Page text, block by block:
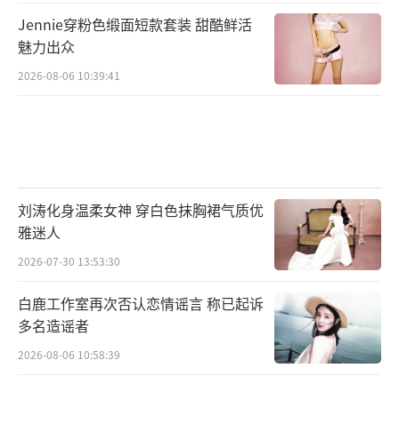
Jennie穿粉色缎面短款套装 甜酷鲜活
魅力出众
2026-08-06 10:39:41
刘涛化身温柔女神 穿白色抹胸裙气质优
雅迷人
2026-07-30 13:53:30
白鹿工作室再次否认恋情谣言 称已起诉
多名造谣者
2026-08-06 10:58:39